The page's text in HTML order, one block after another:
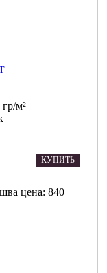
м²
КУПИТЬ
цена: 840